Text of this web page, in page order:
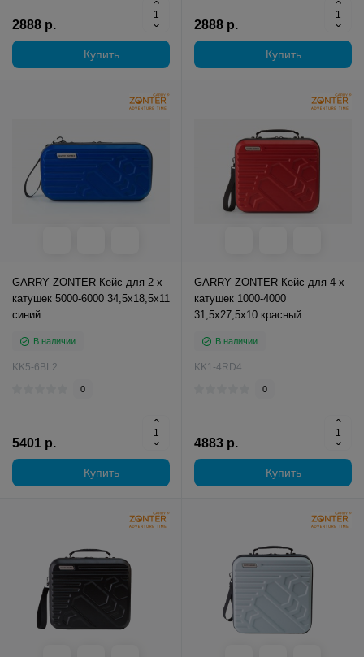
2888 р.
Купить
2888 р.
Купить
GARRY ZONTER Кейс для 2-х
катушек 5000-6000 34,5x18,5x11
синий
В наличии
KK5-6BL2
0
5401 р.
Купить
GARRY ZONTER Кейс для 4-х
катушек 1000-4000
31,5x27,5x10 красный
В наличии
KK1-4RD4
0
4883 р.
Купить